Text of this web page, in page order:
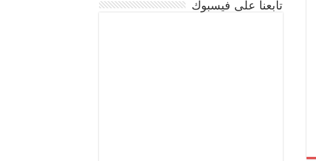
تابعنا على فيسبوك